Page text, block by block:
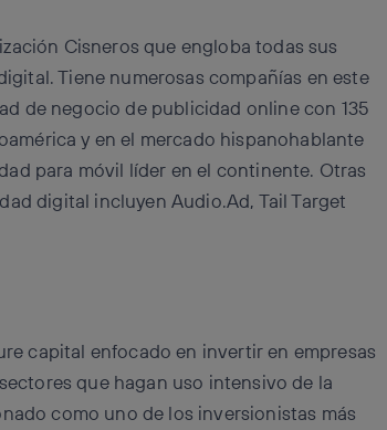
Cisneros que engloba todas sus
Tiene numerosas compañías en este
de negocio de publicidad online con 135
y en el mercado hispanohablante
para móvil líder en el continente. Otras
digital incluyen Audio.Ad, Tail Target
capital enfocado en invertir en empresas
que hagan uso intensivo de la
como uno de los inversionistas más